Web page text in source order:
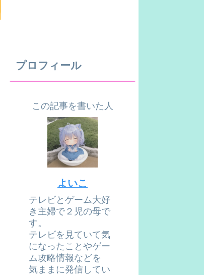
プロフィール
この記事を書いた人
よいこ
テレビとゲーム大好
き主婦で２児の母で
す。
テレビを見ていて気
になったことやゲー
ム攻略情報などを
気ままに発信してい